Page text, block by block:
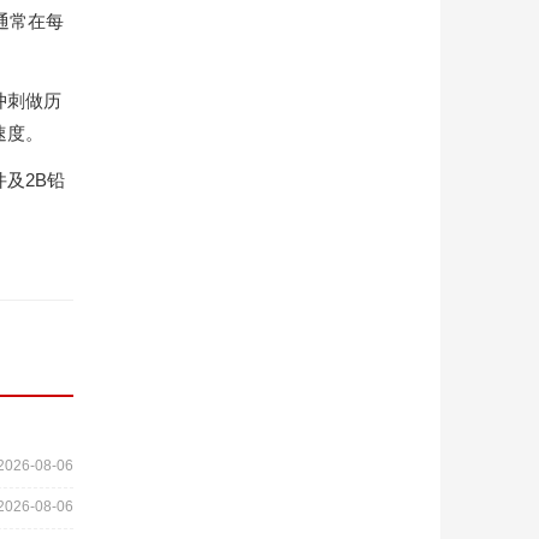
常在每
刺做历
。
及2B铅
08-06
08-06